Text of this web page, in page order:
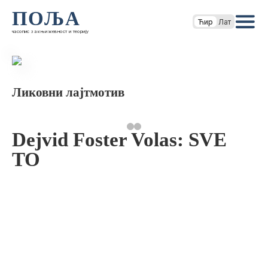
ПОЉА
часопис за књижевност и теорију
Ћир Лат
Ликовни лајтмотив
Dejvid Foster Volas: SVE
TO